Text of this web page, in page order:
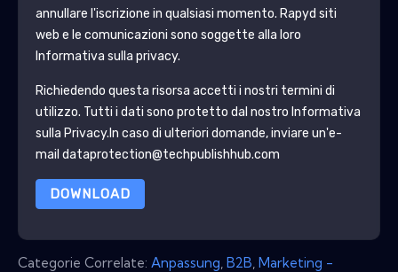
annullare l'iscrizione in qualsiasi momento. Rapyd siti
web e le comunicazioni sono soggette alla loro
Informativa sulla privacy.
Richiedendo questa risorsa accetti i nostri termini di
utilizzo. Tutti i dati sono protetto dal nostro Informativa
sulla Privacy.In caso di ulteriori domande, inviare un'e-
mail dataprotection@techpublishhub.com
DOWNLOAD
Categorie Correlate: Anpassung B2B Marketing -